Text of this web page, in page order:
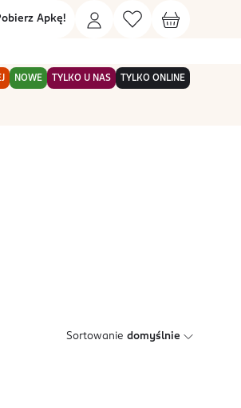
Apkę!
NOWE TYLKO U NAS TYLKO ONLINE
Sortowanie domyślnie